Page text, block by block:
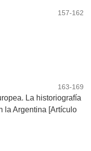
157-162
163-169
La historiografía
la Argentina [Artículo